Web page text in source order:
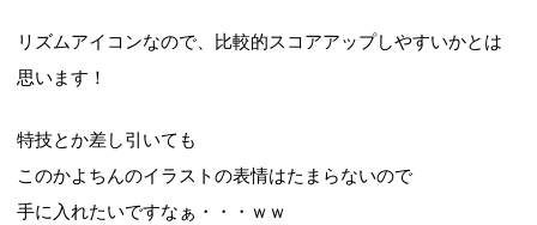
リズムアイコンなので、比較的スコアアップしやすいかとは
思います！
特技とか差し引いても
このかよちんのイラストの表情はたまらないので
手に入れたいですなぁ・・・ｗｗ